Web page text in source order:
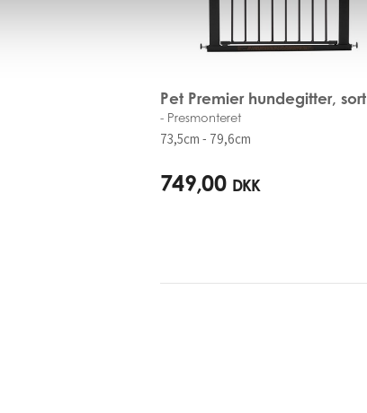
Pet Premier hundegitter, sort
- Presmonteret
73,5cm - 79,6cm
749,00 DKK